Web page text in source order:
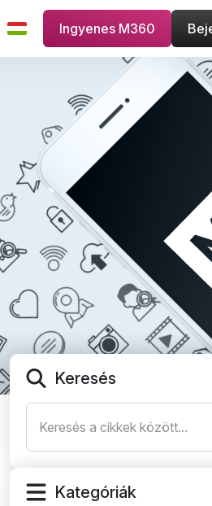
Ingyenes M360
Keresés
Kategóriák